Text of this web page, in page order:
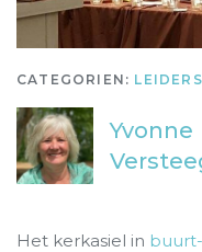
CATEGORIEN:
Yvonne
Het kerkasiel in